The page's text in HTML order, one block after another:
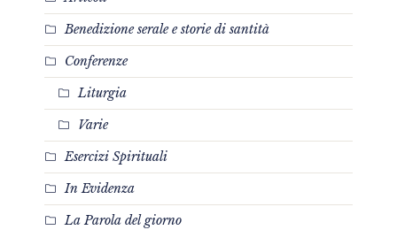
Benedizione serale e storie di santità
Conferenze
Liturgia
Varie
Esercizi Spirituali
In Evidenza
La Parola del giorno